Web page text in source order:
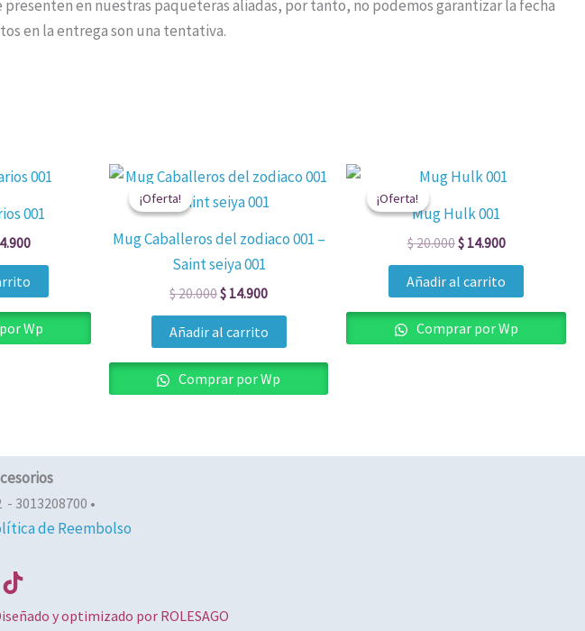
en nuestras paqueteras aliadas, por tanto, no podemos garantizar la fecha
en la entrega son una tentativa.
001
El
actual
es:
$ 14.900.
Wp
¡Oferta!
¡Oferta!
Mug Caballeros del zodiaco 001 –
Saint seiya 001
$20.000
El
original
$ 20.000.
$ 14.900
El
actual
$ 14.900.
Añadir al carrito
Comprar por Wp
¡Oferta!
¡Oferta!
Mug Hulk 001
$20.000
El
original
era:
$ 20.000.
$14.900
El
$ 14.900.
Añadir al carrito
Comprar por Wp
- 3013208700 •
de Reembolso
y optimizado por ROLESAGO